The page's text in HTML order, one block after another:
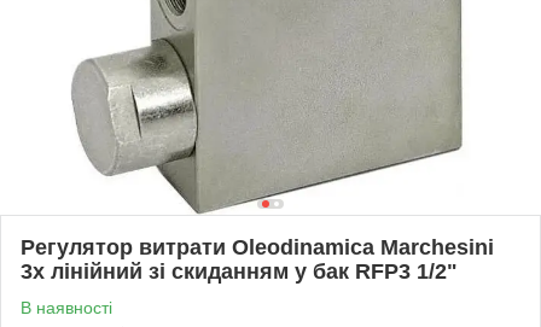
Регулятор витрати Oleodinamica Marchesini
3х лінійний зі скиданням у бак RFP3 1/2"
В наявності